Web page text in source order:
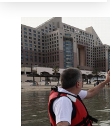
רכיב
סינון